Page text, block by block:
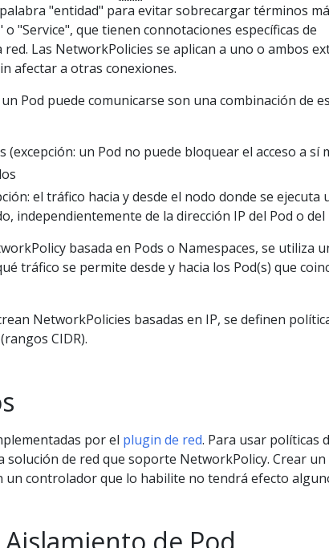
"entidad" para evitar sobrecargar términos
"Service", que tienen connotaciones específicas de
Las NetworkPolicies se aplican a uno o ambos
afectar a otras conexiones.
Pod puede comunicarse son una combinación de
un Pod no puede bloquear el acceso a sí
el tráfico hacia y desde el nodo donde se ejecuta
independientemente de la dirección IP del Pod o del
basada en Pods o Namespaces, se utiliza
tráfico se permite desde y hacia los Pod(s) que
NetworkPolicies basadas en IP, se definen
CIDR).
por el plugin de red. Para usar políticas
solución de red que soporte NetworkPolicy. Crear un
un controlador que lo habilite no tendrá efecto
de Pod